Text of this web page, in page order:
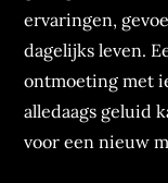
ervaringen,
dagelijks leven.
ontmoeting met
alledaags geluid
voor een nieuw